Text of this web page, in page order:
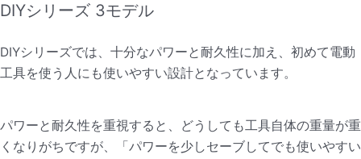
DIYシリーズ 3モデル
DIYシリーズでは、十分なパワーと耐久性に加え、初めて電動
工具を使う人にも使いやすい設計となっています。
パワーと耐久性を重視すると、どうしても工具自体の重量が重
くなりがちですが、「パワーを少しセーブしてでも使いやすい